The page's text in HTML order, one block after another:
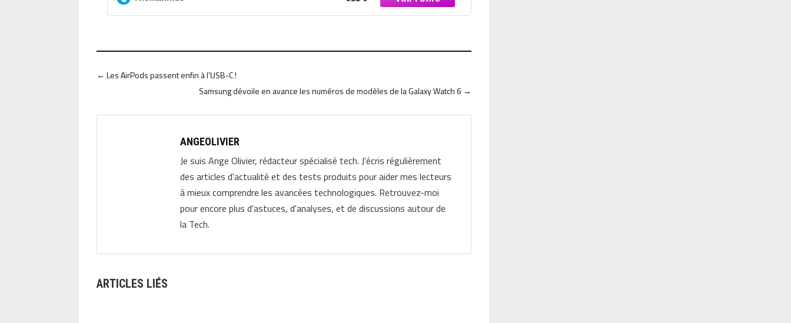
←Les AirPods passent enfin à l'USB-C !
Samsung dévoile en avance les numéros de modèles de la Galaxy Watch 6 →
ANGEOLIVIER
Je suis Ange Olivier, rédacteur spécialisé tech. J'écris régulièrement
des articles d'actualité et des tests produits pour aider mes lecteurs
à mieux comprendre les avancées technologiques. Retrouvez-moi
pour encore plus d'astuces, d'analyses, et de discussions autour de
la Tech.
ARTICLES LIÉS